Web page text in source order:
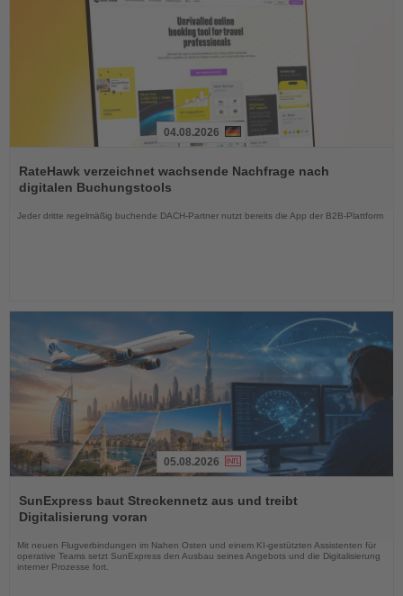
Sie
die
Nachrichten
04.08.2026
RateHawk verzeichnet wachsende Nachfrage nach
digitalen Buchungstools
Jeder dritte regelmäßig buchende DACH-Partner nutzt bereits die App der B2B-Plattform
Sie
die
Nachrichten
05.08.2026
SunExpress baut Streckennetz aus und treibt
Digitalisierung voran
Mit neuen Flugverbindungen im Nahen Osten und einem KI-gestützten Assistenten für
operative Teams setzt SunExpress den Ausbau seines Angebots und die Digitalisierung
interner Prozesse fort.